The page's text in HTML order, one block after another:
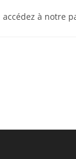
à notre